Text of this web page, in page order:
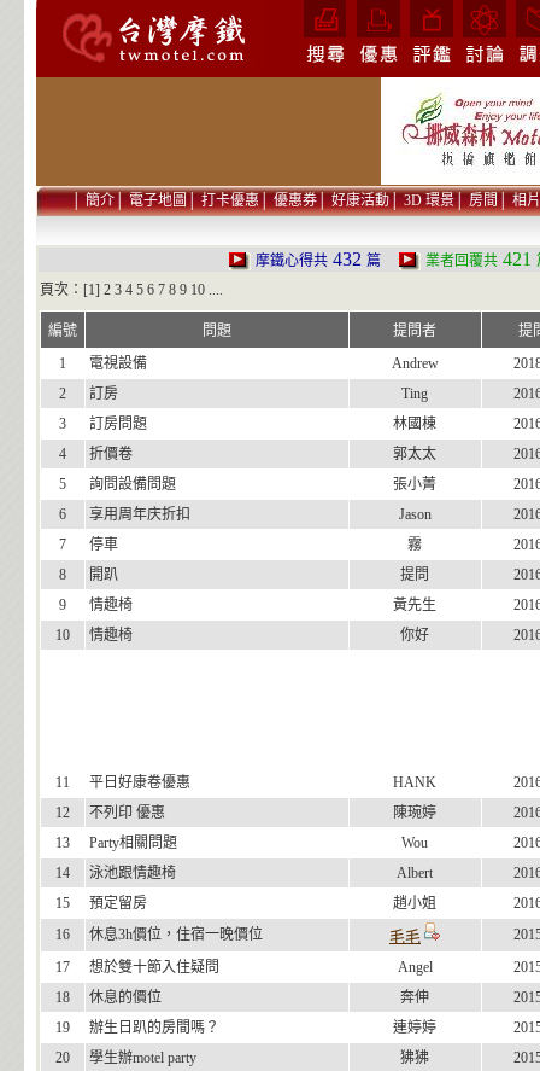
│簡介│電子地圖│打卡優惠│優惠券│好康活動│3D 環景│房間│相片
摩鐵心得共432 篇 業者回覆共421
頁次：[1] 2 3 4 5 6 7 8 9 10....
編號 問題 提問者
提
1
電視設備 Andrew
2
訂房 Ting
3
訂房問題 林國棟
4
折價卷 郭太太
5
詢問設備問題 張小菁
6
享用周年庆折扣 Jason
7
停車 霧
8
開趴 提問
9
情趣椅 黃先生
10
情趣椅 你好
11 平日好康卷優惠 HANK
12
不列印 優惠 陳琬婷
13
Party相關問題 Wou
14
泳池跟情趣椅 Albert
15
預定留房 趙小姐
16
休息3h價位，住宿一晚價位 毛毛
17
想於雙十節入住疑問 Angel
18
休息的價位 奔伸
19
辦生日趴的房間嗎？ 連婷婷
20
學生辦motel party 狒狒